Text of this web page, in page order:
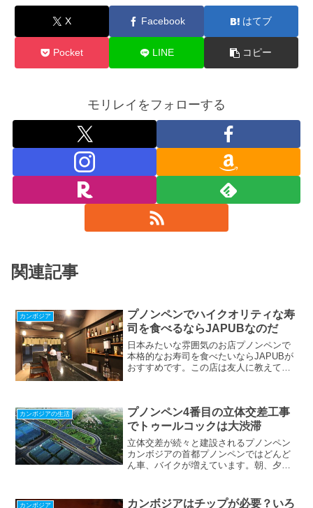
X Facebook はてブ
Pocket LINE コピー
モリレイをフォローする
関連記事
カンボジア
プノンペンでハイクオリティな寿
司を食べるならJAPUBなのだ
日本みたいな雰囲気のお店プノンペンで
本格的なお寿司を食べたいならJAPUBが
おすすめです。この店は友人に教えてい
ドアもなく続く店内に入...
カンボジアの生活
プノンペン4番目の立体交差工事
でトゥールコックは大渋滞
立体交差が続々と建設されるプノンペン
カンボジアの首都プノンペンではどんど
ん車、バイクが増えています。朝、夕方
なってるんです。特にここ数年開発が続
カンボジア カンボジアはチップが必要？いろ